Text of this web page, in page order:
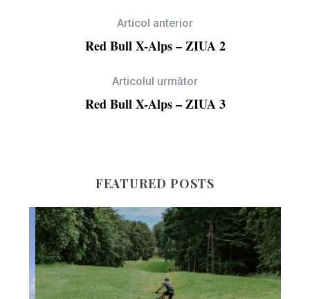
Articol anterior
Red Bull X-Alps – ZIUA 2
Articolul următor
Red Bull X-Alps – ZIUA 3
FEATURED POSTS